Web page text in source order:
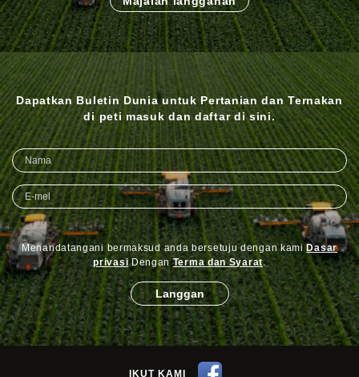
Dapatkan Buletin Dunia untuk Pertanian dan Ternakan
di peti masuk dan daftar di sini.
Menandatangani bermaksud anda bersetuju dengan kami Dasar
privasiDenganTerma dan Syarat.
Langgan
IKUT KAMI